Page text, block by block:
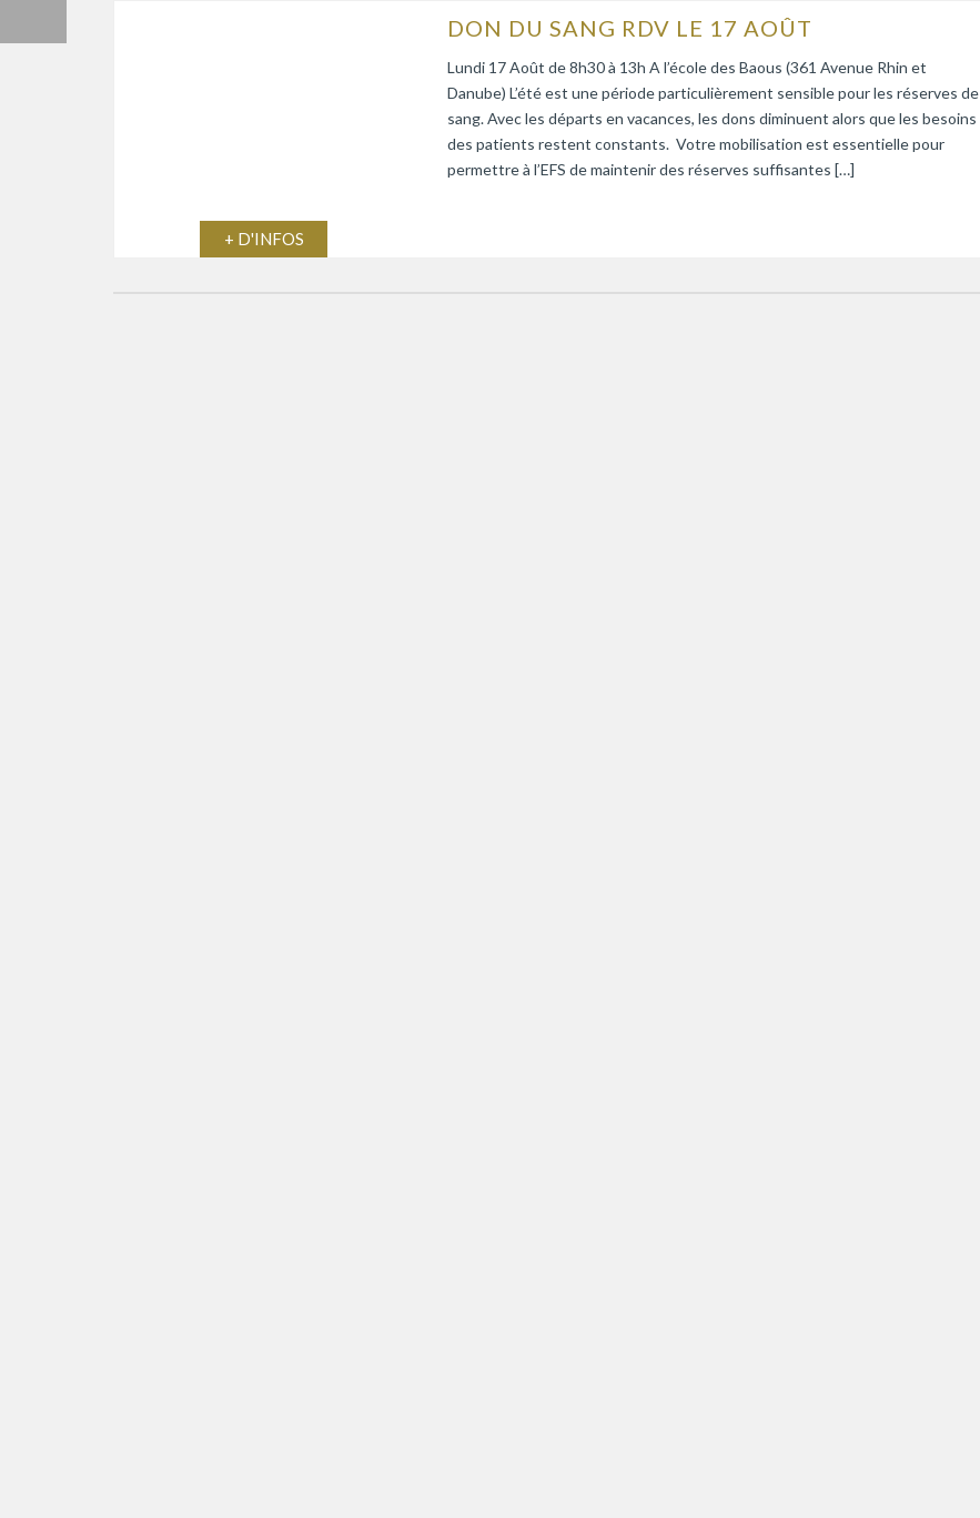
+ D'INFOS
DON DU SANG RDV LE 17 AOÛT
Lundi 17 Août de 8h30 à 13h A l’école des Baous (361 Avenue Rhin et
Danube) L’été est une période particulièrement sensible pour les réserves de
sang. Avec les départs en vacances, les dons diminuent alors que les besoins
des patients restent constants. Votre mobilisation est essentielle pour
permettre à l’EFS de maintenir des réserves suffisantes […]